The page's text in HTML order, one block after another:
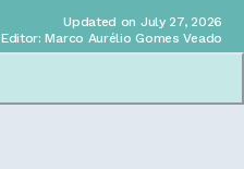
Updated on July 27, 2026
Editor: Marco Aurélio Gomes Veado